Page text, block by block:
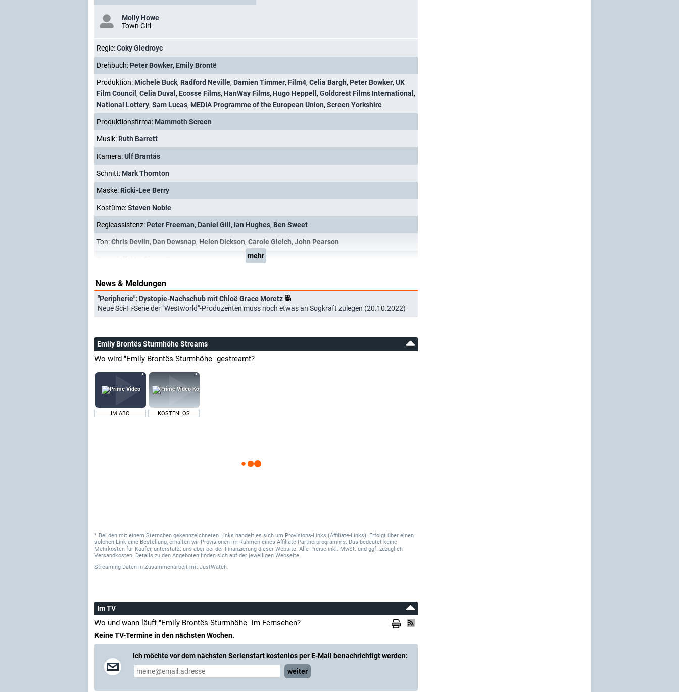
Molly Howe
Town Girl
Regie:Coky Giedroyc
Drehbuch: Peter Bowker, Emily Brontë
Produktion: Michele Buck, Radford Neville, Damien Timmer, Film4, Celia Bargh, Peter Bowker, UK
Film Council , Celia Duval , Ecosse Films, HanWay Films, Hugo Heppell , Goldcrest Films International ,
National Lottery, Sam Lucas, MEDIA Programme of the European Union, Screen Yorkshire
Produktionsfirma: Mammoth Screen
Musik: Ruth Barrett
Kamera:Ulf Brantås
Schnitt: Mark Thornton
Maske: Ricki-Lee Berry
Kostüme:Steven Noble
Regieassistenz: Peter Freeman, Daniel Gill , Ian Hughes, Ben Sweet
Ton:Chris Devlin, Dan Dewsnap, Helen Dickson, Carole Gleich, John Pearson
mehr
News & Meldungen
"Peripherie": Dystopie-Nachschub mit Chloë Grace Moretz
Neue Sci-Fi-Serie der "Westworld"-Produzenten muss noch etwas an Sogkraft zulegen (20.10.2022)
Emily Brontës Sturmhöhe Streams
Wo wird "Emily Brontës Sturmhöhe" gestreamt?
IM ABO KOSTENLOS
* Bei den mit einem Sternchen gekennzeichneten Links handelt es sich um Provisions-Links (Affiliate-Links). Erfolgt über einen
solchen Link eine Bestellung, erhalten wir Provisionen im Rahmen eines Affiliate-Partnerprogramms. Das bedeutet keine
Mehrkosten für Käufer, unterstützt uns aber bei der Finanzierung dieser Website. Alle Preise inkl. MwSt. und ggf. zuzüglich
Versandkosten. Details zu den Angeboten finden sich auf der jeweiligen Webseite.
Streaming-Daten in Zusammenarbeit mit JustWatch.
Im TV
Wo und wann läuft "Emily Brontës Sturmhöhe" im Fernsehen?
Keine TV-Termine in den nächsten Wochen.
Ich möchte vor dem nächsten Serienstart kostenlos per E-Mail benachrichtigt werden:
weiter